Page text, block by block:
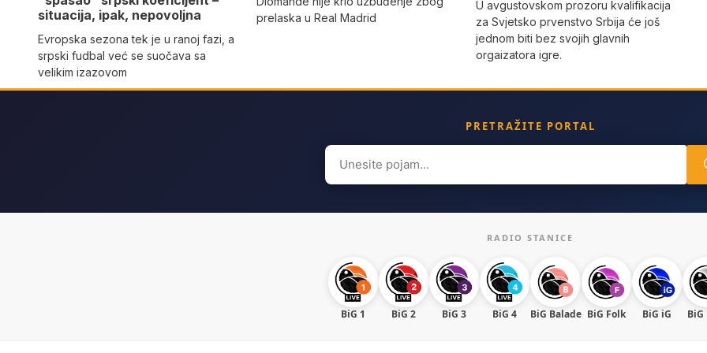
situacija, ipak, nepovoljna
Evropska sezona tek je u ranoj fazi, a
srpski fudbal već se suočava sa
velikim izazovom
prelaska u Real Madrid
U avgustovskom prozoru kvalifikacija
za Svjetsko prvenstvo Srbija će još
jednom biti bez svojih glavnih
orgaizatora igre.
PRETRAŽITE PORTAL
Search
for:
RADIO STANICE
BiG 1 BiG 2 BiG 3 BiG 4 BiG Balade BiG Folk BiG iG BiG